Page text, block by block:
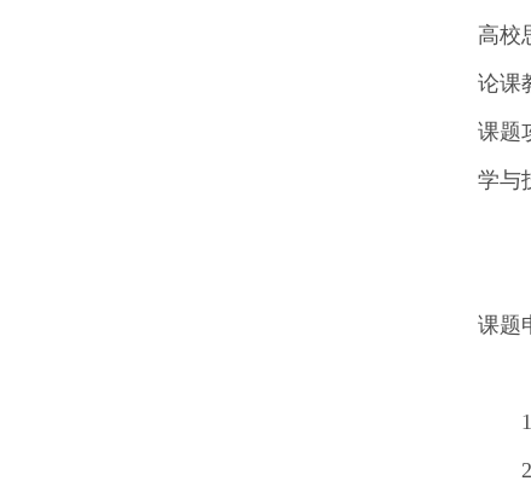
高校
论课
课题
学与
课题